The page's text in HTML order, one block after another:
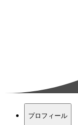
プロフィール